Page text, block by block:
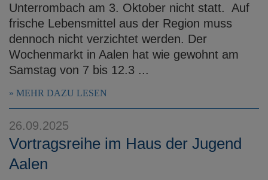
Unterrombach am 3. Oktober nicht statt. Auf
frische Lebensmittel aus der Region muss
dennoch nicht verzichtet werden. Der
Wochenmarkt in Aalen hat wie gewohnt am
Samstag von 7 bis 12.3 ...
MEHR DAZU LESEN
26.09.2025
Vortragsreihe im Haus der Jugend
Aalen